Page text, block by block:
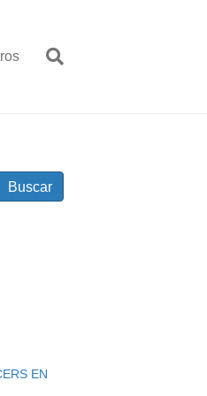
Buscar
EN